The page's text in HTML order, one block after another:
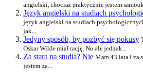
angielski, chociaż praktycznie jestem
Język angielski na studiach
język angielski na studiach
jak...
Jedyny sposób, by pozbyć się pokusy
Oskar Wilde miał rację. No ale jednak...
Za stara na studia? Nie Mam 43 lata i za
jestem za...